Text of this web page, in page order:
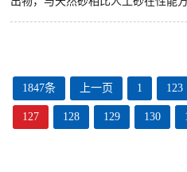
骨料未来的一个发展趋势，许多人
1847条 上一页 1 123
127 128 129 130